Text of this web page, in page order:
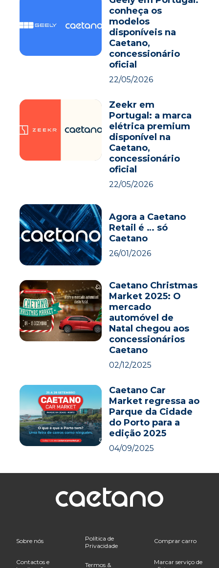
conheça os
modelos
disponíveis na
Caetano,
concessionário
oficial
22/05/2026
Zeekr em
Portugal: a marca
elétrica premium
disponível na
Caetano,
concessionário
oficial
22/05/2026
Agora a Caetano
Retail é … só
Caetano
26/01/2026
Caetano Christmas
Market 2025: O
mercado
automóvel de
Natal chegou aos
concessionários
Caetano
02/12/2025
Caetano Car
Market regressa ao
Parque da Cidade
do Porto para a
edição 2025
04/09/2025
Sobre nós
Contactos e
Política de
Privacidade
Termos &
Comprar carro
Marcar serviço de